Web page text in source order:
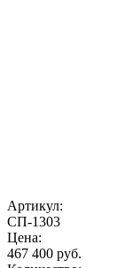
Артикул:
СП-1303
Цена:
467 400 руб.